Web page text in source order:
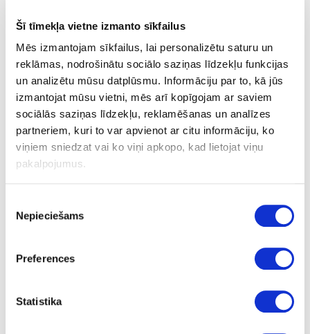
Šī tīmekļa vietne izmanto sīkfailus
Mēs izmantojam sīkfailus, lai personalizētu saturu un
reklāmas, nodrošinātu sociālo saziņas līdzekļu funkcijas
un analizētu mūsu datplūsmu. Informāciju par to, kā jūs
izmantojat mūsu vietni, mēs arī kopīgojam ar saviem
sociālās saziņas līdzekļu, reklamēšanas un analīzes
partneriem, kuri to var apvienot ar citu informāciju, ko
viņiem sniedzat vai ko viņi apkopo, kad lietojat viņu
pakalpojumus.
izvēle
Nepieciešams
Preferences
Statistika
Spackling paste OSMO Holzpaste 7302,
pine
Print
Spackling paste OSMO Holzpaste,